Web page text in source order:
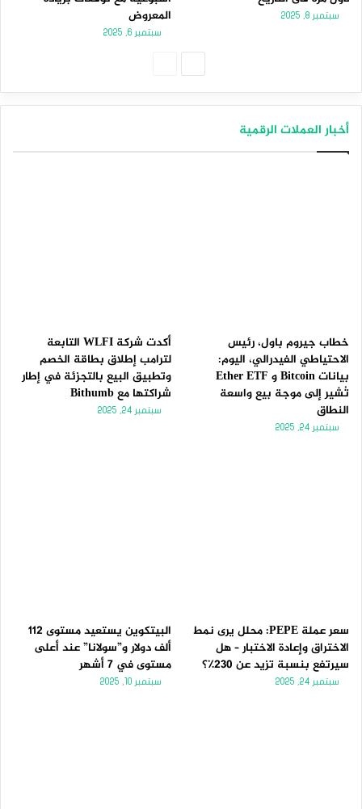
سبتمبر 8, 2025
المعروض
سبتمبر 6, 2025
أخبار العملات الرقمية
خطاب جيروم باول، رئيس
الاحتياطي الفيدرالي، اليوم:
بيانات Bitcoin و Ether ETF
تُشير إلى موجة بيع واسعة
النطاق
سبتمبر 24, 2025
أكدت شركة WLFI التابعة
لترامب إطلاق بطاقة الخصم
وتطبيق البيع بالتجزئة في إطار
شراكتها مع Bithumb
سبتمبر 24, 2025
سعر عملة PEPE: محلل يرى نمط
الاختراق وإعادة الاختبار – هل
سيرتفع بنسبة تزيد عن 230٪؟
سبتمبر 24, 2025
البيتكوين يستعيد مستوى 112
ألف دولار و”سولانا” عند أعلى
مستوى في 7 أشهر
سبتمبر 10, 2025